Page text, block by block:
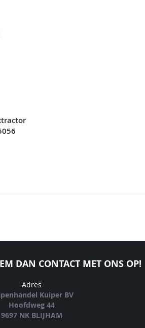
DAN CONTACT MET ONS OP!
Adres
Kuiper BV
Hoofdweg 44
9697 NK BLIJHAM